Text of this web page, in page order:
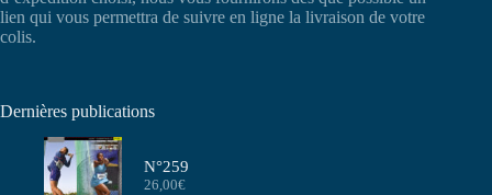
lien qui vous permettra de suivre en ligne la livraison de votre
colis.
Dernières publications
N°259
26,00€